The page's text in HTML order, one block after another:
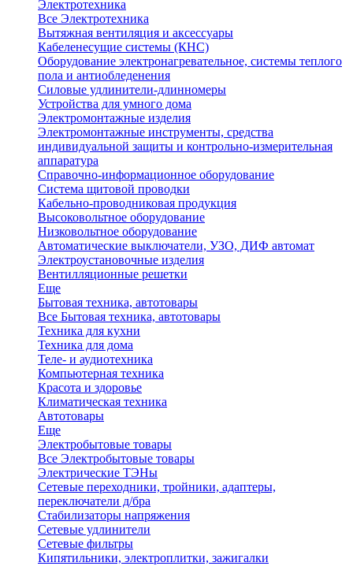
Электротехника
Все Электротехника
Вытяжная вентиляция и аксессуары
Кабеленесущие системы (КНС)
Оборудование электронагревательное, системы теплого
пола и антиобледенения
Силовые удлинители-длинномеры
Устройства для умного дома
Электромонтажные изделия
Электромонтажные инструменты, средства
индивидуальной защиты и контрольно-измерительная
аппаратура
Справочно-информационное оборудование
Система щитовой проводки
Кабельно-проводниковая продукция
Высоковольтное оборудование
Низковольтное оборудование
Автоматические выключатели, УЗО, ДИФ автомат
Электроустановочные изделия
Вентилляционные решетки
Еще
Бытовая техника, автотовары
Все Бытовая техника, автотовары
Техника для кухни
Техника для дома
Теле- и аудиотехника
Компьютерная техника
Красота и здоровье
Климатическая техника
Автотовары
Еще
Электробытовые товары
Все Электробытовые товары
Электрические ТЭНы
Сетевые переходники, тройники, адаптеры,
переключатели д/бра
Стабилизаторы напряжения
Сетевые удлинители
Сетевые фильтры
Кипятильники, электроплитки, зажигалки